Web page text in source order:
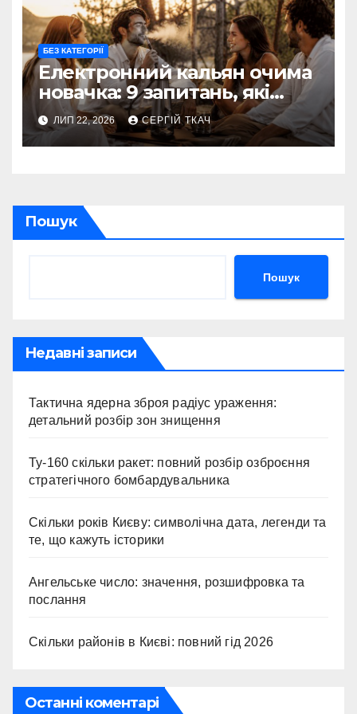
БЕЗ КАТЕГОРІЇ
Електронний кальян очима
новачка: 9 запитань, які
виникають до першого
використання
ЛИП 22, 2026 СЕРГІЙ ТКАЧ
Пошук
Пошук
Недавні записи
Тактична ядерна зброя радіус ураження:
детальний розбір зон знищення
Ту-160 скільки ракет: повний розбір озброєння
стратегічного бомбардувальника
Скільки років Києву: символічна дата, легенди та
те, що кажуть історики
Ангельське число: значення, розшифровка та
послання
Скільки районів в Києві: повний гід 2026
Останні коментарі